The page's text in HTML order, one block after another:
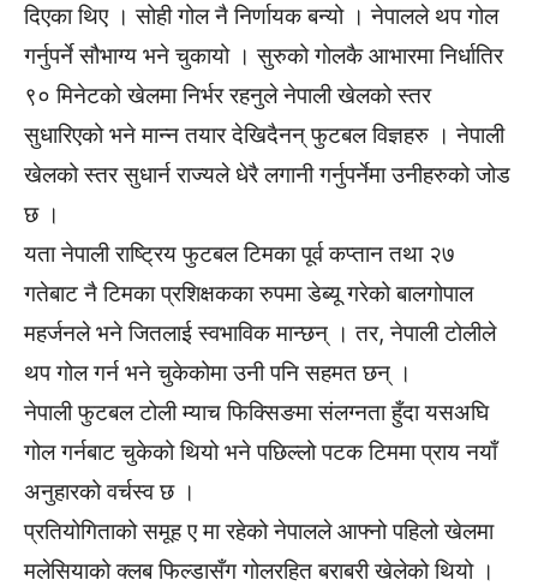
दिएका थिए । सोही गोल नै निर्णायक बन्यो । नेपालले थप गोल
गर्नुपर्ने सौभाग्य भने चुकायो । सुरुको गोलकै आभारमा निर्धातिर
९० मिनेटको खेलमा निर्भर रहनुले नेपाली खेलको स्तर
सुधारिएको भने मान्न तयार देखिदैनन् फुटबल विज्ञहरु । नेपाली
खेलको स्तर सुधार्न राज्यले धेरै लगानी गर्नुपर्नेमा उनीहरुको जोड
छ ।
यता नेपाली राष्ट्रिय फुटबल टिमका पूर्व कप्तान तथा २७
गतेबाट नै टिमका प्रशिक्षकका रुपमा डेब्यू गरेको बालगोपाल
महर्जनले भने जितलाई स्वभाविक मान्छन् । तर, नेपाली टोलीले
थप गोल गर्न भने चुकेकोमा उनी पनि सहमत छन् ।
नेपाली फुटबल टोली म्याच फिक्सिङमा संलग्नता हुँदा यसअघि
गोल गर्नबाट चुकेको थियो भने पछिल्लो पटक टिममा प्राय नयाँ
अनुहारको वर्चस्व छ ।
प्रतियोगिताको समूह ए मा रहेको नेपालले आफ्नो पहिलो खेलमा
मलेसियाको क्लब फिल्डासँग गोलरहित बराबरी खेलेको थियो ।